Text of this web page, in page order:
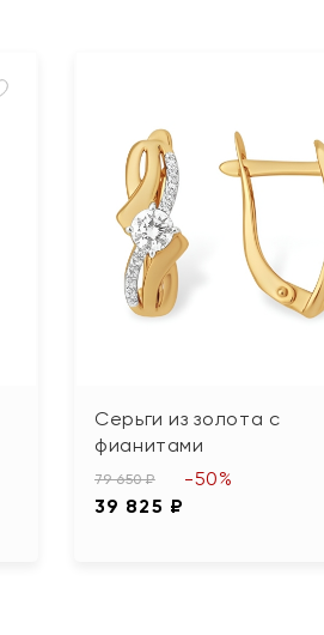
Серьги из золота с
фианитами
79 650 ₽
39 825 ₽
-50%